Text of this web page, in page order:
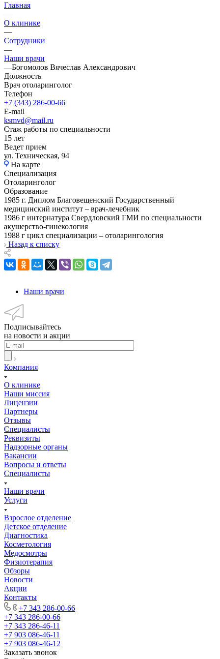
Главная
—
О клинике
—
Сотрудники
—
Наши врачи
—Богомолов Вячеслав Александрович
Должность
Врач отоларинголог
Телефон
+7 (343) 286-00-66
E-mail
ksmvd@mail.ru
Стаж работы по специальности
15 лет
Ведет прием
ул. Техническая, 94
На карте
Специализация
Отоларинголог
Образование
1985 г. Диплом Благовещенский Государственный
медицинский институт – врач-лечебник
1986 г интернатура Свердловский ГМИ по специальности
акушерство-гинекология
1988 г цикл специализации – отоларингология
Назад к списку
Наши врачи
Подписывайтесь
на новости и акции
Компания
О клинике
Наши миссия
Лицензии
Партнеры
Отзывы
Специалисты
Реквизиты
Надзорные органы
Вакансии
Вопросы и ответы
Специалисты
Наши врачи
Услуги
Взрослое отделение
Детское отделение
Диагностика
Косметология
Медосмотры
Физиотерапия
Обзоры
Новости
Акции
Контакты
+7 343 286-00-66
+7 343 286-00-66
+7 343 286-46-11
+7 903 086-46-11
+7 903 086-46-12
Заказать звонок